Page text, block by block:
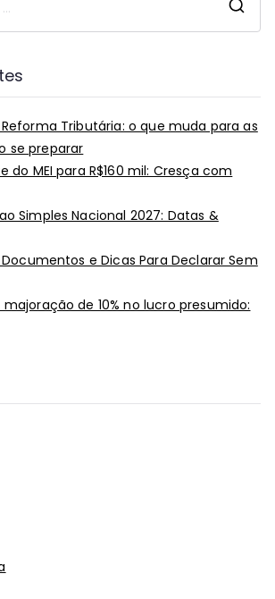
Reforma Tributária: o que muda para as
se preparar
do MEI para R$160 mil: Cresça com
ao Simples Nacional 2027: Datas &
Documentos e Dicas Para Declarar Sem
majoração de 10% no lucro presumido: